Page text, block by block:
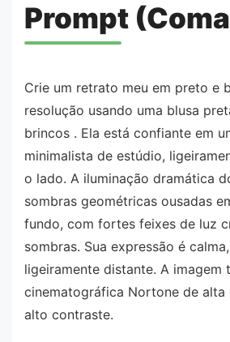
Prompt
Crie um retrato meu em preto e
resolução usando uma blusa
brincos . Ela está confiante em
minimalista de estúdio,
o lado. A iluminação dramática
sombras geométricas ousadas
fundo, com fortes feixes de luz
sombras. Sua expressão é
ligeiramente distante. A imagem
cinematográfica Nortone de alta
alto contraste.